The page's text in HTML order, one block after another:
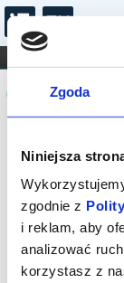
Zgoda
Niniejsza
zgodnie z
i reklam, aby
analizować
korzystasz z
FILHARMONIA
DLA DZIECI
Sprzedaż
w Kasie
na